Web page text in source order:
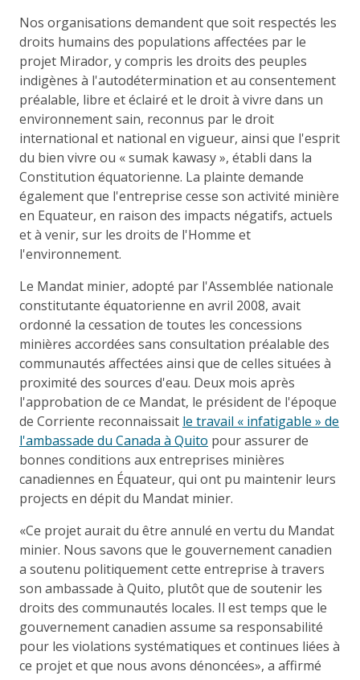
Nos organisations demandent que soit respectés les
droits humains des populations affectées par le
projet Mirador, y compris les droits des peuples
indigènes à l'autodétermination et au consentement
préalable, libre et éclairé et le droit à vivre dans un
environnement sain, reconnus par le droit
international et national en vigueur, ainsi que l'esprit
du bien vivre ou « sumak kawasy », établi dans la
Constitution équatorienne. La plainte demande
également que l'entreprise cesse son activité minière
en Equateur, en raison des impacts négatifs, actuels
et à venir, sur les droits de l'Homme et
l'environnement.
Le Mandat minier, adopté par l'Assemblée nationale
constitutante équatorienne en avril 2008, avait
ordonné la cessation de toutes les concessions
minières accordées sans consultation préalable des
communautés affectées ainsi que de celles situées à
proximité des sources d'eau. Deux mois après
l'approbation de ce Mandat, le président de l'époque
de Corriente reconnaissait le travail « infatigable » de
l'ambassade du Canada à Quito pour assurer de
bonnes conditions aux entreprises minières
canadiennes en Équateur, qui ont pu maintenir leurs
projects en dépit du Mandat minier.
«Ce projet aurait du être annulé en vertu du Mandat
minier. Nous savons que le gouvernement canadien
a soutenu politiquement cette entreprise à travers
son ambassade à Quito, plutôt que de soutenir les
droits des communautés locales. Il est temps que le
gouvernement canadien assume sa responsabilité
pour les violations systématiques et continues liées à
ce projet et que nous avons dénoncées», a affirmé